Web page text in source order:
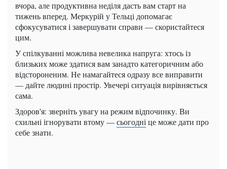
вчора, але продуктивна неділя дасть вам старт на
тижень вперед. Меркурій у Тельці допомагає
сфокусуватися і завершувати справи — скористайтеся
цим.
У спілкуванні можлива невелика напруга: хтось із
близьких може здатися вам занадто категоричним або
відстороненим. Не намагайтеся одразу все виправити
— дайте людині простір. Увечері ситуація вирівняється
сама.
Здоров'я: зверніть увагу на режим відпочинку. Ви
схильні ігнорувати втому —сьогодні це може дати про
себе знати.